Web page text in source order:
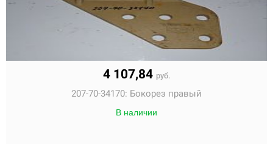
4 107,84 руб.
207-70-34170: Бокорез правый
В наличии